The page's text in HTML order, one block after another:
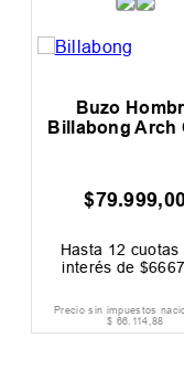
Hombre Rhythm
Classic
00
cuotas SIN
$8000,00
sin impuestos nacionales: